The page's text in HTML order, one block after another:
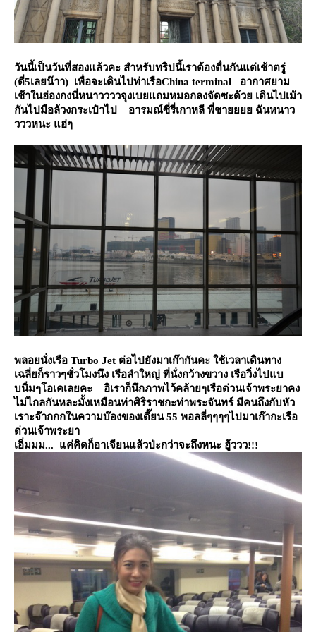
วันนี้เป็นวันที่สองแล้วคะ สำหรับทริปนี้เราต้องตื่นกันแต่เช้าตรู่
(ตี่5เลยน๊าา) เพื่อจะเดินไปท่าเรือChina terminal อากาศยาม
เช้าในฮ่องกงนี่หนาววววจุงเบยแถมหมอกลงจัดซะด้ว เดินไปเม้า
กันไปมือล้วงกระเป๋าไป อารมณ์ซี่รี่เกาหลี พี่ชายยยย ฉันหนาว
วววหนะ แฮ่ๆ
พลอยนั่งเรือ Turbo Jet ต่อไปยังมาเก๊ากันคะ ใช้เวลาเดินทาง
เฉลี่ยก็ราวๆชั่วโมงนึง เรือลำใหญ่ ที่นั่งกว้างขวาง เรือวิ่งไปแบ
บนิ่มๆโอเคเลยคะ อิเราก็นึกภาพไว้คล้ายๆเรือด่วนเจ้าพระยาคง
ไม่ไกลกันหละมั้งเหมือนท่าศิริราชกะท่าพระจันทร์ มีคนถึงกับหัว
เราะจ๊ากกกในความบ๊องของเดี๊ยน55 พอลลี่ๆๆๆๆไปมาเก๊ากะเรือ
ด่วนเจ้าพระยา
เอิ่มมม... แค่คิดก็อาเจียนแล้วป่ะกว่าจะถึงหนะ ฮู้ววว!!!